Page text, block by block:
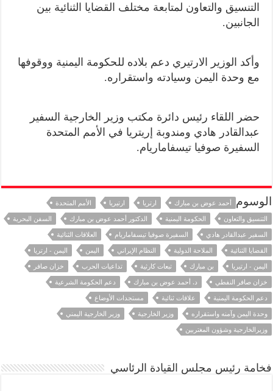
التنسيق والتعاون لمتابعة مختلف القضايا الثنائية بين
الجانبين.
وأكد الوزير الارتيري دعم بلاده للحكومة اليمنية ووقوفها
مع وحدة اليمن وسيادته واستقراره.
حضر اللقاء رئيس دائرة مكتب وزير الخارجية السفير
عبدالقادر هادي ومندوبة إريتريا في الأمم المتحدة
السفيرة صوفيا تيسفاماريام.
الوسوم أحمد عوض بن مبارك ارتريا ارتيريا
الأمم المتحدة
التنسيق والتعاون
الحكومة اليمنية الدكتور أحمد عوض بن مبارك
السفن البحرية
السفير عبدالقادر هادي
السفيرة صوفيا تيسفاماريام
العلاقات الثنائية
القضايا الثنائية
الملاحة الدولية النظام الإيراني اليمن
اليمن - ارتريا
اليمن - ارتيريا
بن مبارك تبعات كارثية تداعيات الحرب
خزان صافر
خزان صافر النفطي
د. أحمد عوض بن مبارك
دعم الحكومة الشرعية
دعم الحكومة اليمنية
علاقات ثنائية
مستجدات الأوضاع
وحدة اليمن وآمنه واستقراره
وزير الخارجية
وزير الخارجية اليمني
وزيرالخارجية وشؤون المغتربين
فخامة رئيس مجلس القيادة الرئاسي